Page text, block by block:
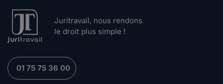
Juritravail, nous rendons
le droit plus simple !
01 75 75 36 00